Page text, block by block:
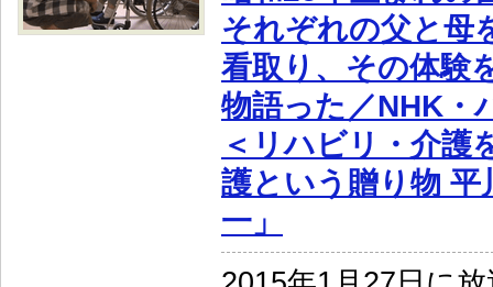
それぞれの父と母
看取り、その体験
物語った／NHK・
＜リハビリ・介護
護という贈り物 平
一」